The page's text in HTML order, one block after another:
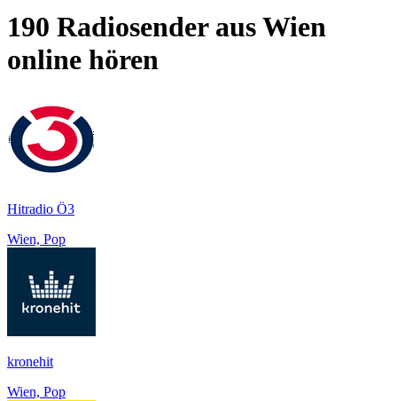
190 Radiosender ausWien
online hören
Hitradio Ö3
Wien, Pop
kronehit
Wien, Pop